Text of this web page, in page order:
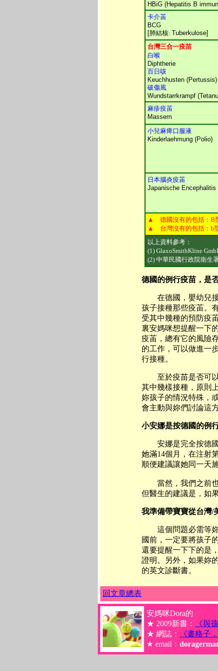
HBiG (Hepatitis B
卡介苖
BCG
[肺結核: Tuberkulose]
台灣三合一疫苗
白喉
Diphtherie
百日咳
Keuchhusten (Pertussis)
破傷風
Wundstarrkrampf
麻疹疫苖
Massern
小兒麻痺口服液
Kinderlaehmung (Polio)
日本腦炎疫苖
Japanische Encephalitis
▲ 德國沒有的包括：B
▲ 台灣沒有的包括：b
以上資料參考：
(1) GlaxoSmithKline
(2) 中華民國行政院衛生
德國的例行疫苗，是
在德國，嬰幼兒接
孩子接種那些疫苖。
受其中幾種的預防疫
裏安媽咪想提醒一下
疫苖，總有它的風險
的工作，可以做進一
行接種。
至於疫苗是否可以
其中幾樣接種，原則
妳孩子的情況特殊，
會主動與妳們討論這
小安娜是按德國的例
安娜是完全按德國
她滿14個月，在注射
順便建議讓她同一天
當然，我們之前也
但醫生的建議是，如
我準備帶寶寶從台灣/
這個問題必需等妳
國前，一定要將孩子
還要提醒一下下的是
證明。另外，如果妳
的英文診斷書。
回文章總表
安媽咪Dora的
★ 2009新書：
《與
★ 網誌：
《畫格子
★ email：